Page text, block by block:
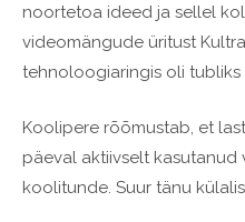
noortetoa ideed ja sellel
videomängude üritust
tehnoloogiaringis oli tubliks
Koolipere rõõmustab, et
päeval aktiivselt kasutanud
koolitunde. Suur tänu